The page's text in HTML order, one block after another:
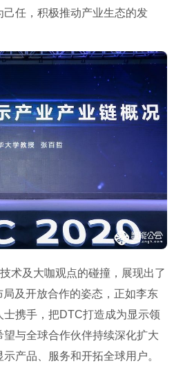
任，积极推动产业生态的发
技术及大咖观点的碰撞，展现出了
及开放合作的姿态，正如李东
士携手，把DTC打造成为显示领
与全球合作伙伴持续深化扩大
产品、服务和开拓全球用户。